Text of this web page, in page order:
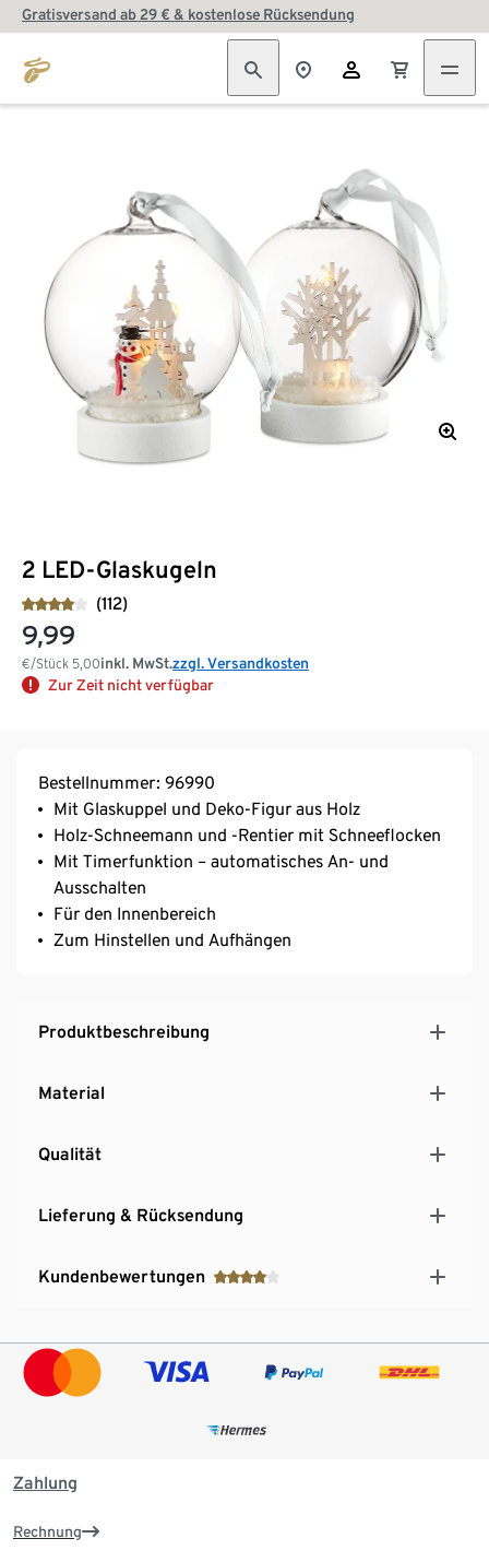
Gratisversand ab 29 € & kostenlose Rücksendung
2 LED-Glaskugeln
(112)
9,99
€/Stück 5,00inkl. MwSt.zzgl. Versandkosten
Zur Zeit nicht verfügbar
Bestellnummer: 96990
Mit Glaskuppel und Deko-Figur aus Holz
Holz-Schneemann und -Rentier mit Schneeflocken
Mit Timerfunktion – automatisches An- und
Ausschalten
Für den Innenbereich
Zum Hinstellen und Aufhängen
Produktbeschreibung
Material
Qualität
Lieferung & Rücksendung
Kundenbewertungen
Zahlung
Rechnung